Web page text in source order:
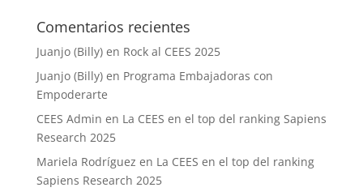
Comentarios recientes
Juanjo (Billy)en Rock al CEES 2025
Juanjo (Billy)en Programa Embajadoras con
Empoderarte
CEES Admin en La CEES en el top del ranking Sapiens
Research 2025
Mariela Rodríguez en La CEES en el top del ranking
Sapiens Research 2025